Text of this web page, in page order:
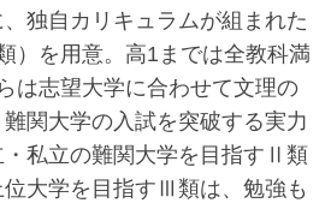
ありません
独自カリキュラムが組まれた
を用意。高1までは全教科満
は志望大学に合わせて文理の
関大学の入試を突破する実力
・私立の難関大学を目指すⅡ類
位大学を目指すⅢ類は、勉強も